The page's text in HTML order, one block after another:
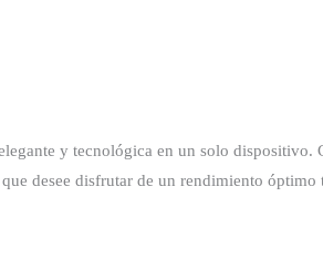
y tecnológica en un solo dispositivo.
desee disfrutar de un rendimiento óptimo